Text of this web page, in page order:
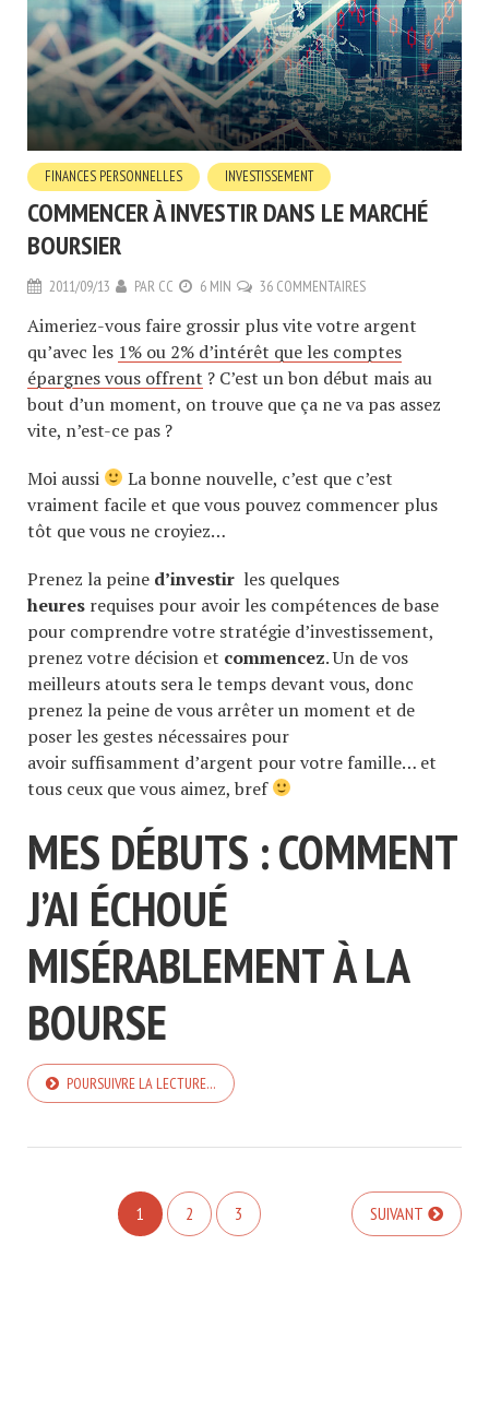
FINANCES PERSONNELLES INVESTISSEMENT
COMMENCER À INVESTIR DANS LE MARCHÉ
BOURSIER
2011/09/13 PAR CC 6 MIN 36 COMMENTAIRES
Aimeriez-vous faire grossir plus vite votre argent
qu’avec les 1% ou 2% d’intérêt que les comptes
épargnes vous offrent ? C’est un bon début mais au
bout d’un moment, on trouve que ça ne va pas assez
vite, n’est-ce pas ?
Moi aussi
La bonne nouvelle, c’est que c’est
vraiment facile et que vous pouvez commencer plus
tôt que vous ne croyiez…
Prenez la peine d’investir les quelques
heures requises pour avoir les compétences de base
pour comprendre votre stratégie d’investissement,
prenez votre décision et commencez. Un de vos
meilleurs atouts sera le temps devant vous, donc
prenez la peine de vous arrêter un moment et de
poser les gestes nécessaires pour
avoir suffisamment d’argent pour votre famille… et
tous ceux que vous aimez, bref
MES DÉBUTS : COMMENT
J’AI ÉCHOUÉ
MISÉRABLEMENT À LA
BOURSE
POURSUIVRE LA LECTURE…
1 2 3 SUIVANT